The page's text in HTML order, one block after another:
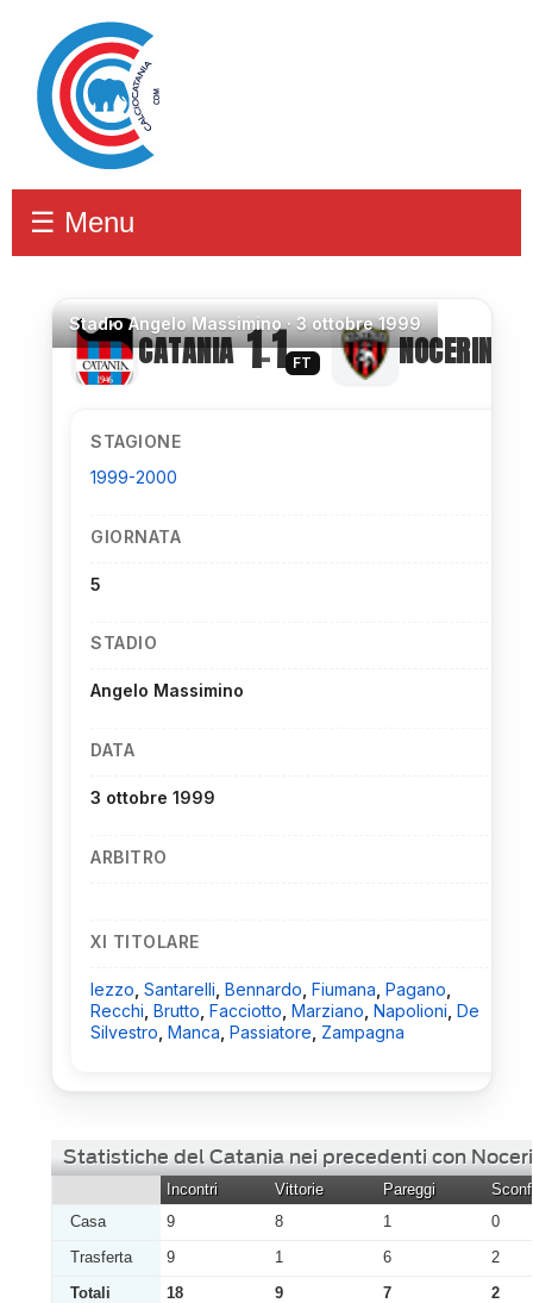
☰ Menu
StadioAngelo Massimino ·3 ottobre 1999
CATANIA 1–1 FT NOCERINA
STAGIONE
1999-2000
GIORNATA
5
STADIO
Angelo Massimino
DATA
3 ottobre 1999
ARBITRO
XI TITOLARE
Iezzo Santarelli Bennardo Fiumana Pagano
Recchi Brutto Facciotto Marziano Napolioni De
Silvestro Manca Passiatore Zampagna
Statistiche del Catania nei precedenti con
Incontri Vittorie Pareggi
Casa
9 8 1
0
Trasferta
9 1 6
2
Totali
18 9 7 2